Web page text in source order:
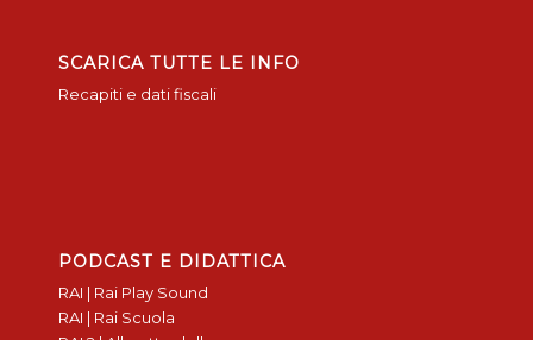
SCARICA TUTTE LE INFO
Recapiti e dati fiscali
PODCAST E DIDATTICA
RAI | Rai Play Sound
RAI | Rai Scuola